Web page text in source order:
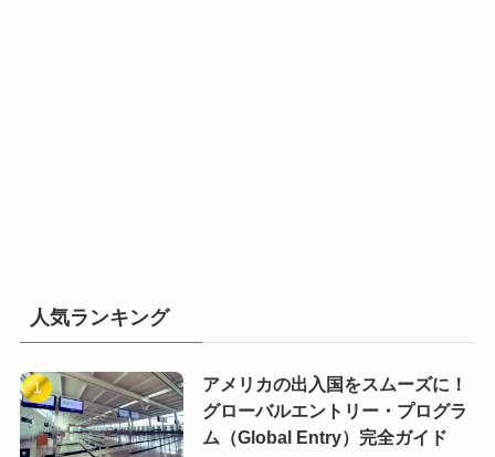
人気ランキング
アメリカの出入国をスムーズに！
グローバルエントリー・プログラ
ム（Global Entry）完全ガイド